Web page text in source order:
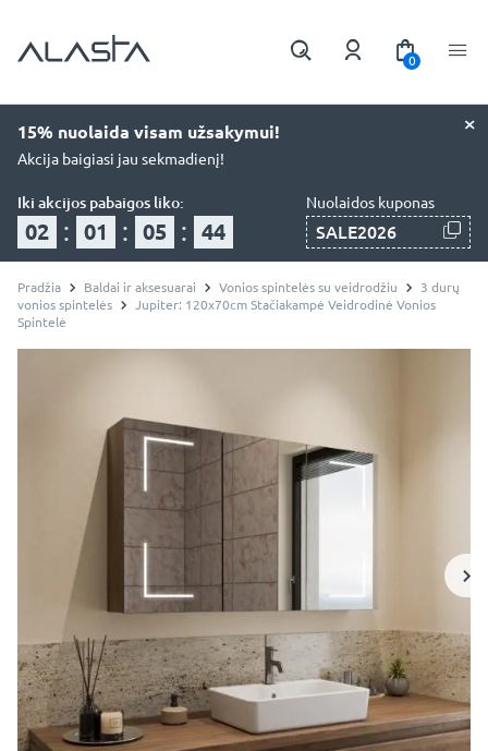
0
×
15% nuolaida visam užsakymui!
Akcija baigiasi jau sekmadienį!
Iki akcijos pabaigos liko:
02 : 01 : 05 : 42
Nuolaidos kuponas
SALE2026
Pradžia Baldai ir aksesuarai Vonios spintelės su veidrodžiu
3 durų
vonios spintelės
Jupiter: 120x70cm Stačiakampė Veidrodinė Vonios
Spintelė